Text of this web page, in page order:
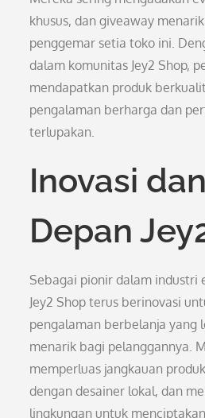
khusus, dan giveaway
penggemar setia toko ini.
dalam komunitas Jey2 Shop,
mendapatkan produk
pengalaman berharga dan
terlupakan.
Inovasi
Depan
Sebagai pionir dalam industri
Jey2 Shop terus berinovasi
pengalaman berbelanja yang
menarik bagi pelanggannya.
memperluas jangkauan
dengan desainer lokal, dan
lingkungan untuk